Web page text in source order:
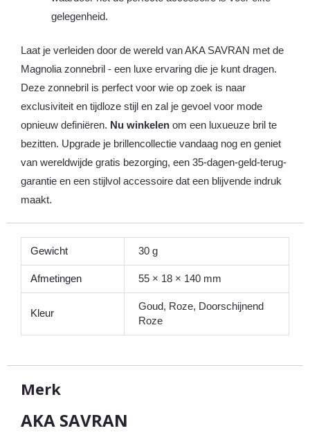
gelegenheid.
Laat je verleiden door de wereld van AKA SAVRAN met de
Magnolia zonnebril - een luxe ervaring die je kunt dragen.
Deze zonnebril is perfect voor wie op zoek is naar
exclusiviteit en tijdloze stijl en zal je gevoel voor mode
opnieuw definiëren. Nu winkelen om een luxueuze bril te
bezitten. Upgrade je brillencollectie vandaag nog en geniet
van wereldwijde gratis bezorging, een 35-dagen-geld-terug-
garantie en een stijlvol accessoire dat een blijvende indruk
maakt.
Gewicht 30 g
Afmetingen 55 × 18 × 140 mm
Kleur
Goud, Roze, Doorschijnend
Roze
Merk
AKA SAVRAN